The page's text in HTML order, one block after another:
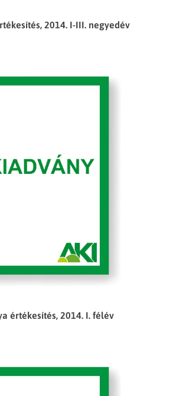
2014. I-III. negyedév
értékesítés, 2014. I. félév